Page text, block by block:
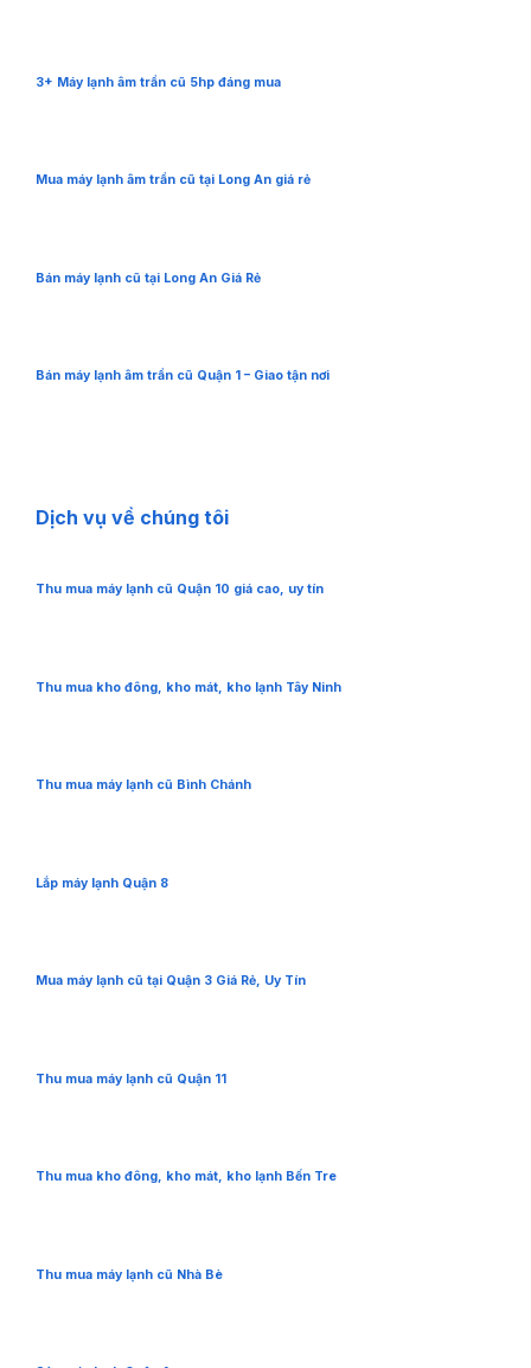
3+ Máy lạnh âm trần cũ 5hp đáng mua
Mua máy lạnh âm trần cũ tại Long An giá rẻ
Bán máy lạnh cũ tại Long An Giá Rẻ
Bán máy lạnh âm trần cũ Quận 1 – Giao tận nơi
Dịch vụ về chúng tôi
Thu mua máy lạnh cũ Quận 10 giá cao, uy tín
Thu mua kho đông, kho mát, kho lạnh Tây Ninh
Thu mua máy lạnh cũ Bình Chánh
Lắp máy lạnh Quận 8
Mua máy lạnh cũ tại Quận 3 Giá Rẻ, Uy Tín
Thu mua máy lạnh cũ Quận 11
Thu mua kho đông, kho mát, kho lạnh Bến Tre
Thu mua máy lạnh cũ Nhà Bè